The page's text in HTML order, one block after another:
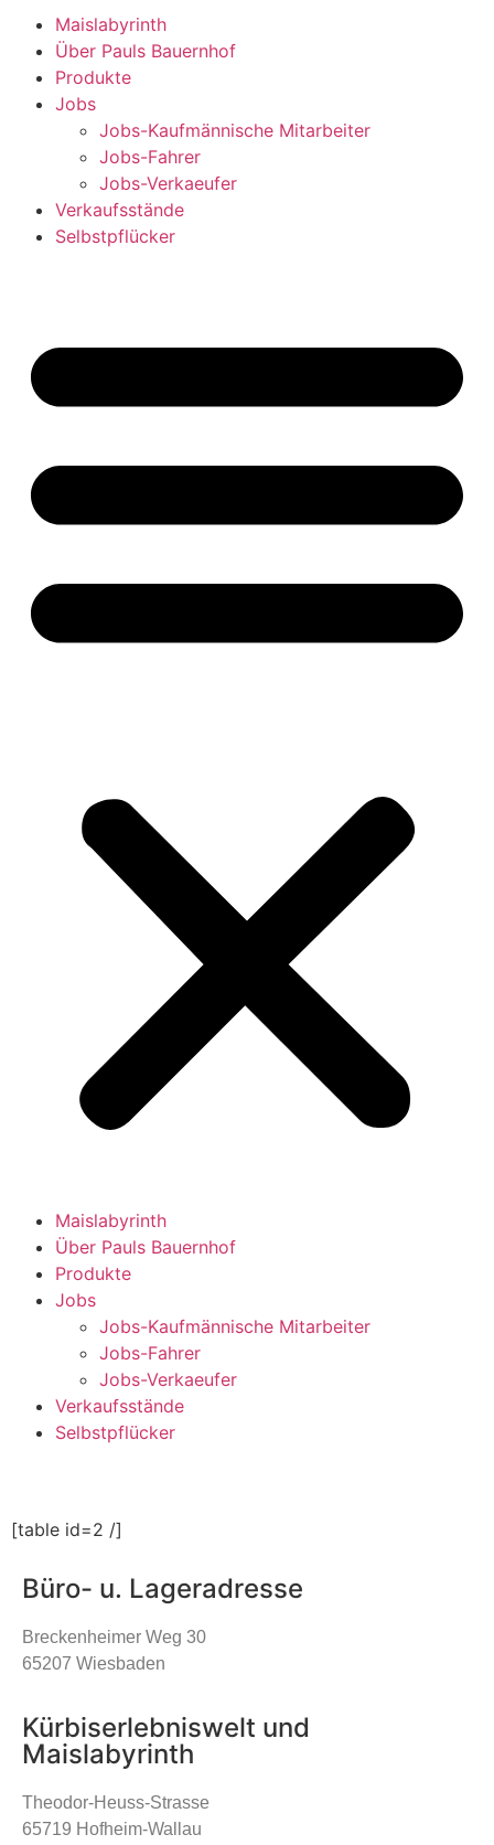
Maislabyrinth
Über Pauls Bauernhof
Produkte
Jobs
Jobs-Kaufmännische Mitarbeiter
Jobs-Fahrer
Jobs-Verkaeufer
Verkaufsstände
Selbstpflücker
Maislabyrinth
Über Pauls Bauernhof
Produkte
Jobs
Jobs-Kaufmännische Mitarbeiter
Jobs-Fahrer
Jobs-Verkaeufer
Verkaufsstände
Selbstpflücker
[table id=2 /]
Büro- u. Lageradresse
Breckenheimer Weg 30
65207 Wiesbaden
Kürbiserlebniswelt und
Maislabyrinth
Theodor-Heuss-Strasse
65719 Hofheim-Wallau